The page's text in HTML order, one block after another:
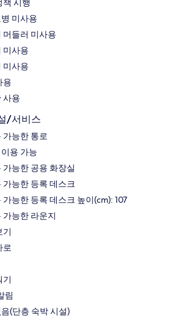
시행
미사용
머들러 미사용
미사용
미사용
용
사용
/서비스
가능한 통로
용 가능
가능한 공용 화장실
가능한 등록 데스크
능한 등록 데스크 높이(cm): 107
가능한 라운지
기
로
기
림
(단층 숙박 시설)